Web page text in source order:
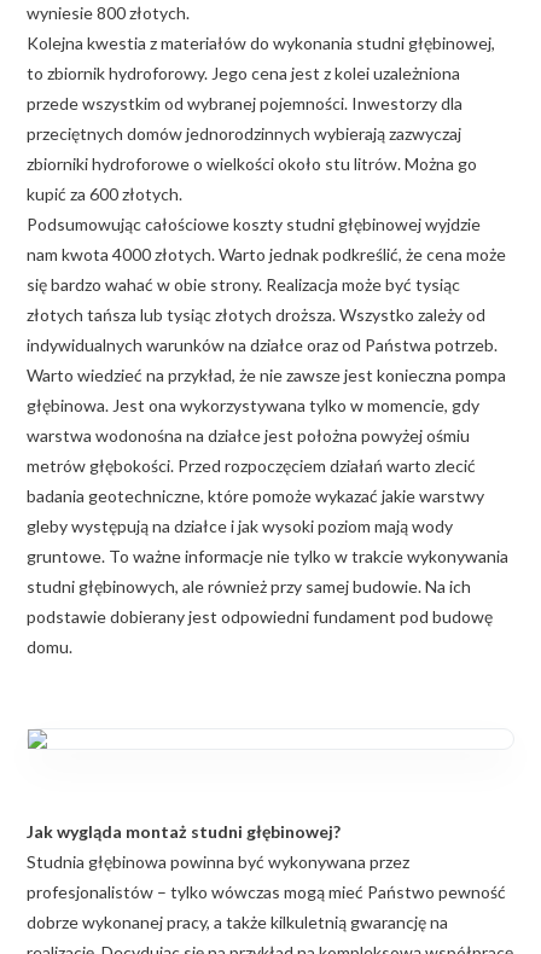
wyniesie 800 złotych.
Kolejna kwestia z materiałów do wykonania studni głębinowej,
to zbiornik hydroforowy. Jego cena jest z kolei uzależniona
przede wszystkim od wybranej pojemności. Inwestorzy dla
przeciętnych domów jednorodzinnych wybierają zazwyczaj
zbiorniki hydroforowe o wielkości około stu litrów. Można go
kupić za 600 złotych.
Podsumowując całościowe koszty studni głębinowej wyjdzie
nam kwota 4000 złotych. Warto jednak podkreślić, że cena może
się bardzo wahać w obie strony. Realizacja może być tysiąc
złotych tańsza lub tysiąc złotych droższa. Wszystko zależy od
indywidualnych warunków na działce oraz od Państwa potrzeb.
Warto wiedzieć na przykład, że nie zawsze jest konieczna pompa
głębinowa. Jest ona wykorzystywana tylko w momencie, gdy
warstwa wodonośna na działce jest położna powyżej ośmiu
metrów głębokości. Przed rozpoczęciem działań warto zlecić
badania geotechniczne, które pomoże wykazać jakie warstwy
gleby występują na działce i jak wysoki poziom mają wody
gruntowe. To ważne informacje nie tylko w trakcie wykonywania
studni głębinowych, ale również przy samej budowie. Na ich
podstawie dobierany jest odpowiedni fundament pod budowę
domu.
Jak wygląda montaż studni głębinowej?
Studnia głębinowa powinna być wykonywana przez
profesjonalistów – tylko wówczas mogą mieć Państwo pewność
dobrze wykonanej pracy, a także kilkuletnią gwarancję na